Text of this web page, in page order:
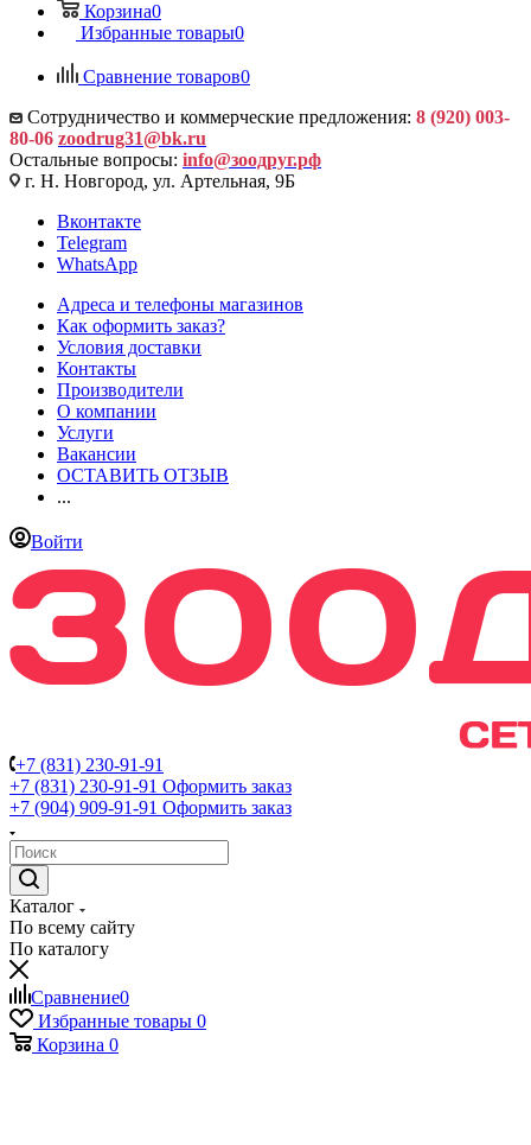
Корзина0
Избранные товары0
Сравнение товаров0
Сотрудничество и коммерческие предложения: 8 (920) 003-
80-06 zoodrug31@bk.ru
Остальные вопросы: info@зоодруг.рф
г. Н. Новгород, ул. Артельная, 9Б
Вконтакте
Telegram
WhatsApp
Адреса и телефоны магазинов
Как оформить заказ?
Условия доставки
Контакты
Производители
О компании
Услуги
Вакансии
ОСТАВИТЬ ОТЗЫВ
...
Войти
+7 (831) 230-91-91
+7 (831) 230-91-91 Оформить заказ
+7 (904) 909-91-91 Оформить заказ
Каталог
По всему сайту
По каталогу
Сравнение0
Избранные товары 0
Корзина 0